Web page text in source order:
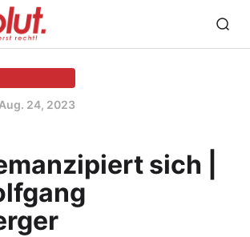
Aug. 24, 2023
sich |